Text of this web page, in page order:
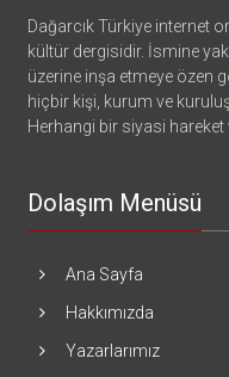
Dağarcık Türkiye internet
kültür dergisidir. İsmine
üzerine inşa etmeye özen
hiçbir kişi, kurum ve
Herhangi bir siyasi hareket
Dolaşım Menüsü
Ana Sayfa
Hakkımızda
Yazarlarımız